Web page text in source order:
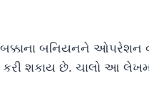
બનિયનને ઓપરેશન
કરી શકાય છે. ચાલો આ